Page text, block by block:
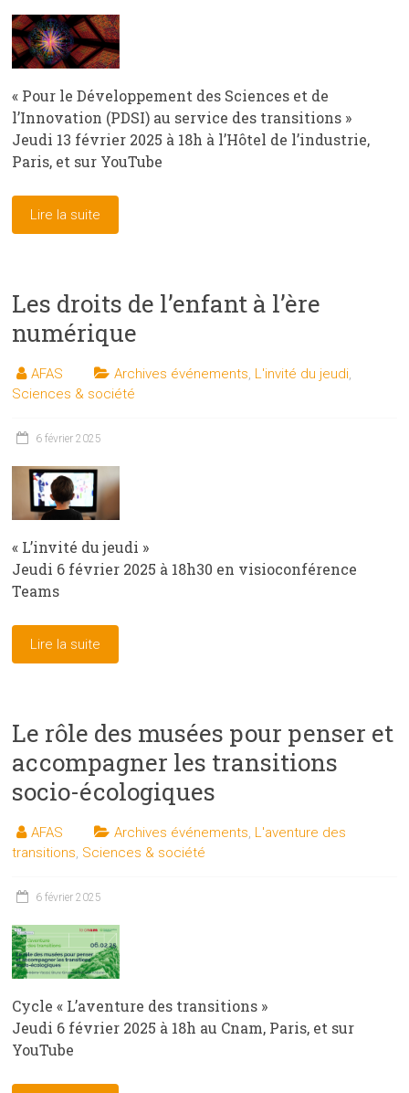
« Pour le Développement des Sciences et de
l’Innovation (PDSI) au service des transitions »
Jeudi 13 février 2025 à 18h à l’Hôtel de l’industrie,
Paris, et sur YouTube
Lire la suite
Les droits de l’enfant à l’ère
numérique
AFAS Archives événements, L'invité du jeudi,
Sciences & société
6 février 2025
« L’invité du jeudi »
Jeudi 6 février 2025 à 18h30 en visioconférence
Teams
Lire la suite
Le rôle des musées pour penser et
accompagner les transitions
socio-écologiques
AFAS Archives événements, L'aventure des
transitions, Sciences & société
6 février 2025
Cycle « L’aventure des transitions »
Jeudi 6 février 2025 à 18h au Cnam, Paris, et sur
YouTube